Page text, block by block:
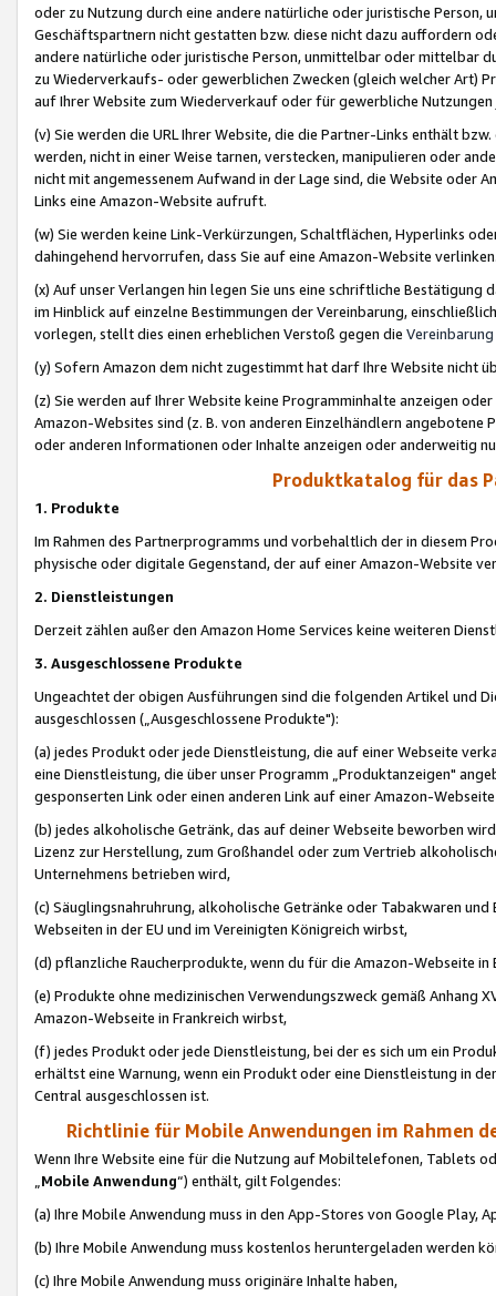
oder zu Nutzung durch eine andere natürliche oder juristische
Geschäftspartnern nicht gestatten bzw. diese nicht dazu auffordern
andere natürliche oder juristische Person, unmittelbar oder mittelbar
zu Wiederverkaufs- oder gewerblichen Zwecken (gleich welcher Art)
auf Ihrer Website zum Wiederverkauf oder für gewerbliche
(v) Sie werden die URL Ihrer Website, die die Partner-Links enthält
werden, nicht in einer Weise tarnen, verstecken, manipulieren oder
nicht mit angemessenem Aufwand in der Lage sind, die Website oder
Links eine Amazon-Website aufruft.
(w) Sie werden keine Link-Verkürzungen, Schaltflächen, Hyperlinks
dahingehend hervorrufen, dass Sie auf eine Amazon-Website
(x) Auf unser Verlangen hin legen Sie uns eine schriftliche
im Hinblick auf einzelne Bestimmungen der Vereinbarung,
vorlegen, stellt dies einen erheblichen Verstoß gegen die Vereinbarung
(y) Sofern Amazon dem nicht zugestimmt hat darf Ihre Website nicht
(z) Sie werden auf Ihrer Website keine Programminhalte anzeigen
Amazon-Websites sind (z. B. von anderen Einzelhändlern
oder anderen Informationen oder Inhalte anzeigen oder anderweitig
Produktkatalog für das
1. Produkte
Im Rahmen des Partnerprogramms und vorbehaltlich der in diesem
physische oder digitale Gegenstand, der auf einer Amazon-Website
2. Dienstleistungen
Derzeit zählen außer den Amazon Home Services keine weiteren
3. Ausgeschlossene Produkte
Ungeachtet der obigen Ausführungen sind die folgenden Artikel und
ausgeschlossen („Ausgeschlossene Produkte"):
(a) jedes Produkt oder jede Dienstleistung, die auf einer Webseite
eine Dienstleistung, die über unser Programm „Produktanzeigen"
gesponserten Link oder einen anderen Link auf einer Amazon-
(b) jedes alkoholische Getränk, das auf deiner Webseite beworben
Lizenz zur Herstellung, zum Großhandel oder zum Vertrieb
Unternehmens betrieben wird,
(c) Säuglingsnahruhrung, alkoholische Getränke oder Tabakwaren
Webseiten in der EU und im Vereinigten Königreich wirbst,
(d) pflanzliche Raucherprodukte, wenn du für die Amazon-Webseite in
(e) Produkte ohne medizinischen Verwendungszweck gemäß Anhang
Amazon-Webseite in Frankreich wirbst,
(f) jedes Produkt oder jede Dienstleistung, bei der es sich um ein
erhältst eine Warnung, wenn ein Produkt oder eine Dienstleistung in
Central ausgeschlossen ist.
Richtlinie für Mobile Anwendungen im Rahmen
Wenn Ihre Website eine für die Nutzung auf Mobiltelefonen, Tablets
„Mobile Anwendung“) enthält, gilt Folgendes:
(a) Ihre Mobile Anwendung muss in den App-Stores von Google Play,
(b) Ihre Mobile Anwendung muss kostenlos heruntergeladen werden
(c) Ihre Mobile Anwendung muss originäre Inhalte haben,